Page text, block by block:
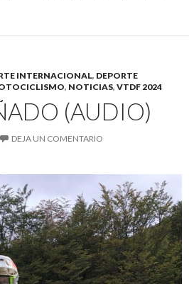
INTERNACIONAL, DEPORTE
, NOTICIAS, VTDF 2024
(AUDIO)
DEJA UN COMENTARIO